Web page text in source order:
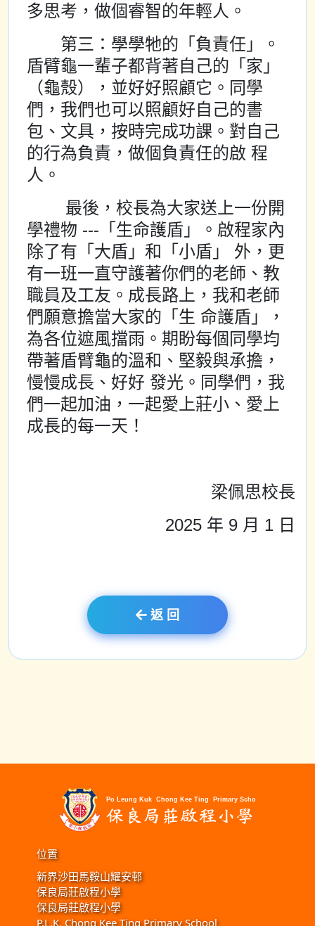
多思考，做個睿智的年輕人。
第三：學學牠的「負責任」。
盾臂龜一輩子都背著自己的「家」
（龜殼），並好好照顧它。同學
們，我們也可以照顧好自己的書
包、文具，按時完成功課。對自己
的行為負責，做個負責任的啟 程
人。
最後，校長為大家送上一份開
學禮物 ---「生命護盾」。啟程家內
除了有「大盾」和「小盾」 外，更
有一班一直守護著你們的老師、教
職員及工友。成長路上，我和老師
們願意擔當大家的「生 命護盾」，
為各位遮風擋雨。期盼每個同學均
帶著盾臂龜的溫和、堅毅與承擔，
慢慢成長、好好 發光。同學們，我
們一起加油，一起愛上莊小、愛上
成長的每一天！
梁佩思校長
2025 年 9 月 1 日
返 回
位置
新界沙田馬鞍山耀安邨
保良局莊啟程小學
保良局莊啟程小學
P.L.K. Chong Kee Ting Primary School